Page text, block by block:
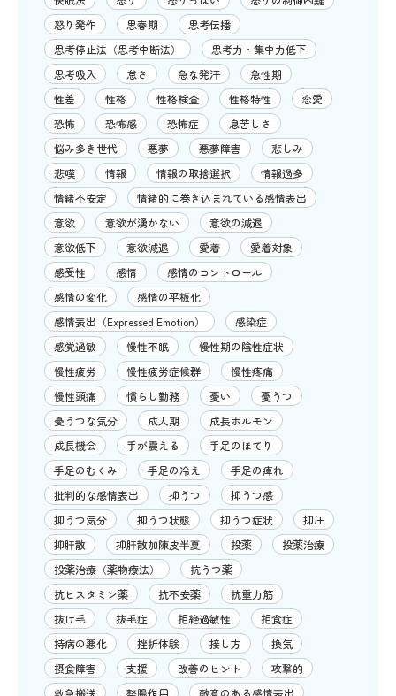
怒り発作
思春期
思考伝播
思考停止法（思考中断法）
思考力・集中力低下
思考吸入
怠さ 急な発汗
急性期
性差
性格 性格検査 性格特性
恋愛
恐怖
恐怖感 恐怖症
息苦しさ
悩み多き世代
悪夢 悪夢障害
悲しみ
悲嘆
情報 情報の取捨選択
情報過多
情緒不安定
情緒的に巻き込まれている感情表出
意欲
意欲が湧かない
意欲の減退
意欲低下
意欲減退 愛着
愛着対象
感受性
感情
感情のコントロール
感情の変化
感情の平板化
感情表出（Expressed Emotion）
感染症
感覚過敏
慢性不眠
慢性期の陰性症状
慢性疲労
慢性疲労症候群
慢性疼痛
慢性頭痛
慣らし勤務 憂い
憂うつ
憂うつな気分
成人期
成長ホルモン
成長機会
手が震える
手足のほてり
手足のむくみ
手足の冷え
手足の痺れ
批判的な感情表出
抑うつ
抑うつ感
抑うつ気分
抑うつ状態 抑うつ症状
抑圧
抑肝散
抑肝散加陳皮半夏 投薬
投薬治療
投薬治療（薬物療法）
抗うつ薬
抗ヒスタミン薬
抗不安薬
抗重力筋
抜け毛
抜毛症 拒絶過敏性
拒食症
持病の悪化
挫折体験 接し方
換気
摂食障害
支援 改善のヒント
攻撃的
救急搬送
整腸作用
敵意のある感情表出